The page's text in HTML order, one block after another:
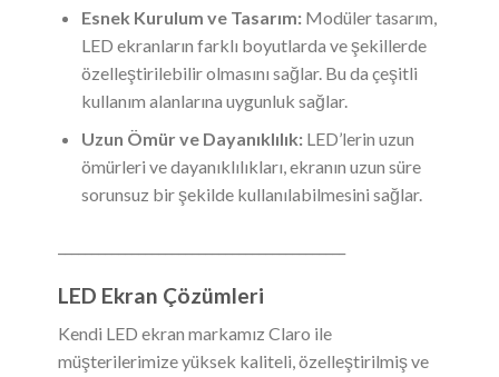
Esnek Kurulum ve Tasarım: Modüler tasarım,
LED ekranların farklı boyutlarda ve şekillerde
özelleştirilebilir olmasını sağlar. Bu da çeşitli
kullanım alanlarına uygunluk sağlar.
Uzun Ömür ve Dayanıklılık: LED’lerin uzun
ömürleri ve dayanıklılıkları, ekranın uzun süre
sorunsuz bir şekilde kullanılabilmesini sağlar.
LED Ekran Çözümleri
Kendi LED ekran markamız Claro ile
müşterilerimize yüksek kaliteli, özelleştirilmiş ve